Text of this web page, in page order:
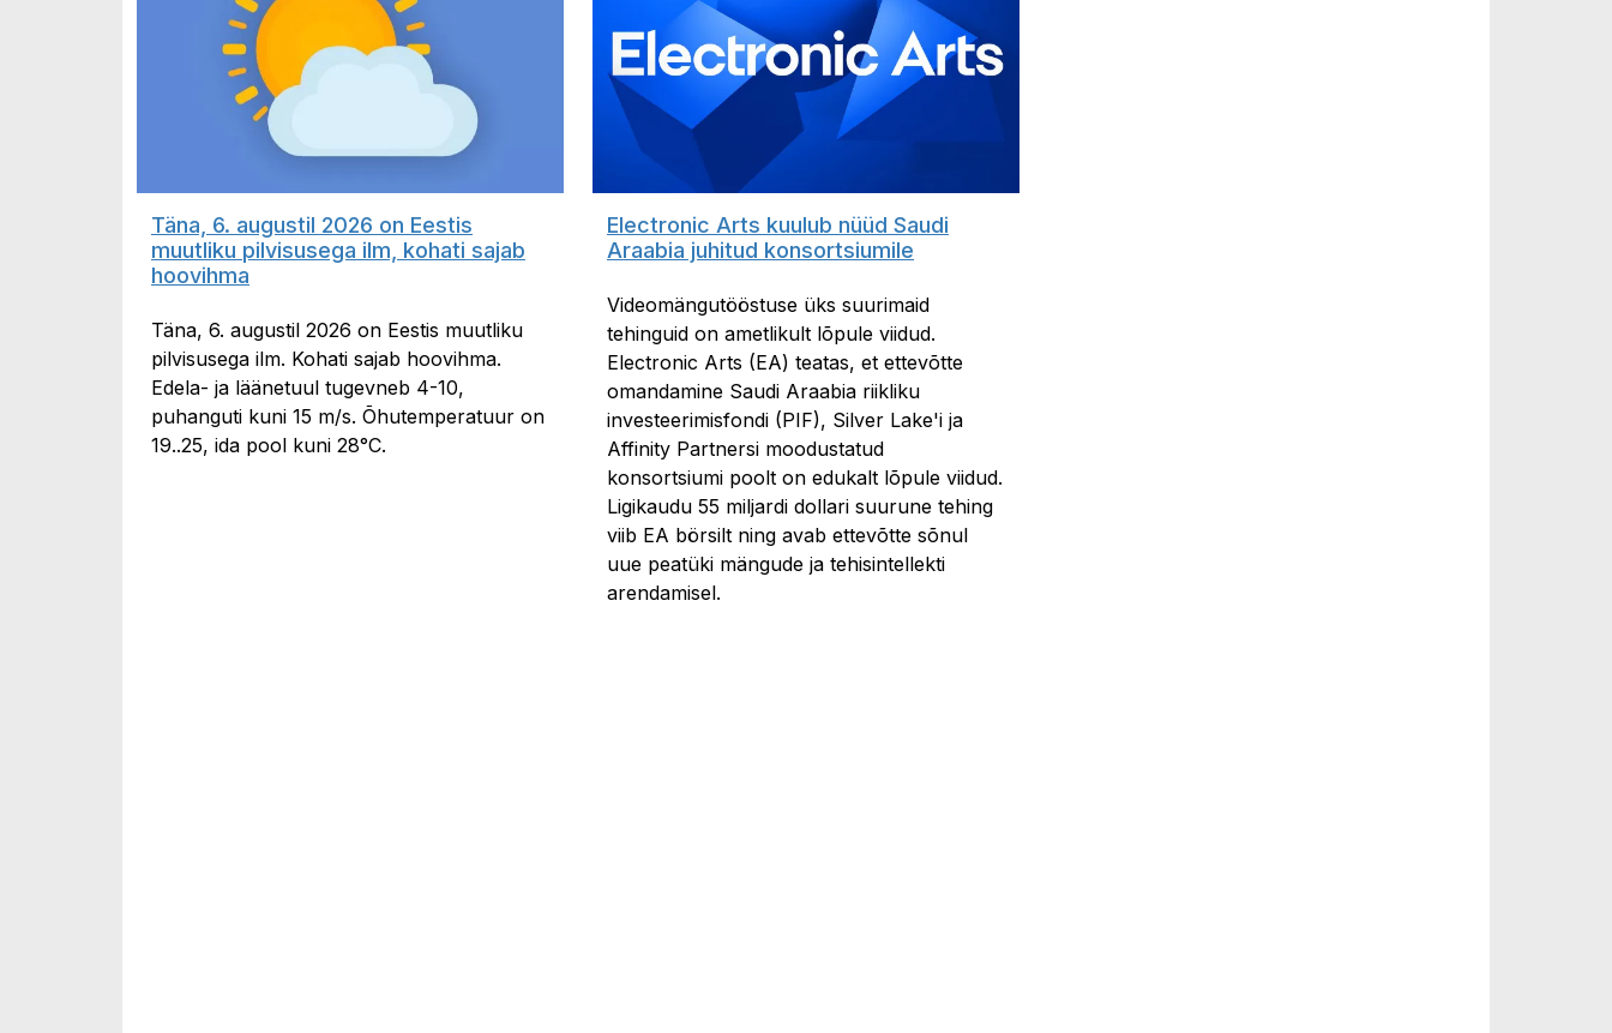
Täna, 6. augustil 2026 on Eestis
muutliku pilvisusega ilm, kohati sajab
hoovihma
Täna, 6. augustil 2026 on Eestis muutliku
pilvisusega ilm. Kohati sajab hoovihma.
Edela- ja läänetuul tugevneb 4-10,
puhanguti kuni 15 m/s. Õhutemperatuur on
19..25, ida pool kuni 28°C.
Electronic Arts kuulub nüüd Saudi
Araabia juhitud konsortsiumile
Videomängutööstuse üks suurimaid
tehinguid on ametlikult lõpule viidud.
Electronic Arts (EA) teatas, et ettevõtte
omandamine Saudi Araabia riikliku
investeerimisfondi (PIF), Silver Lake'i ja
Affinity Partnersi moodustatud
konsortsiumi poolt on edukalt lõpule viidud.
Ligikaudu 55 miljardi dollari suurune tehing
viib EA börsilt ning avab ettevõtte sõnul
uue peatüki mängude ja tehisintellekti
arendamisel.